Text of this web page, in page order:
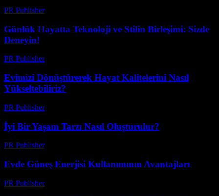
PR Publisher-
Günlük Hayatta Teknoloji ve Stilin Birleşimi: Sizde
Deneyin!
PR Publisher-
Evimizi Dönüştürerek Hayat Kalitelerini Nasıl
Yükseltebiliriz?
PR Publisher-
İyi Bir Yaşam Tarzı Nasıl Oluşturulur?
PR Publisher-
Evde Güneş Enerjisi Kullanımının Avantajları
PR Publisher-